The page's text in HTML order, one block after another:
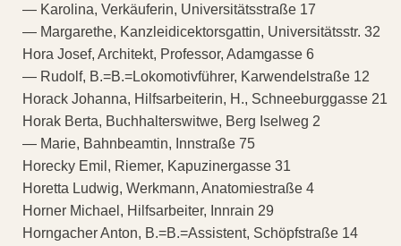
— Karolina, Verkäuferin, Universitätsstraße 17
— Margarethe, Kanzleidicektorsgattin, Universitätsstr. 32
Hora Josef, Architekt, Professor, Adamgasse 6
— Rudolf, B.=B.=Lokomotivführer, Karwendelstraße 12
Horack Johanna, Hilfsarbeiterin, H., Schneeburggasse 21
Horak Berta, Buchhalterswitwe, Berg Iselweg 2
— Marie, Bahnbeamtin, Innstraße 75
Horecky Emil, Riemer, Kapuzinergasse 31
Horetta Ludwig, Werkmann, Anatomiestraße 4
Horner Michael, Hilfsarbeiter, Innrain 29
Horngacher Anton, B.=B.=Assistent, Schöpfstraße 14